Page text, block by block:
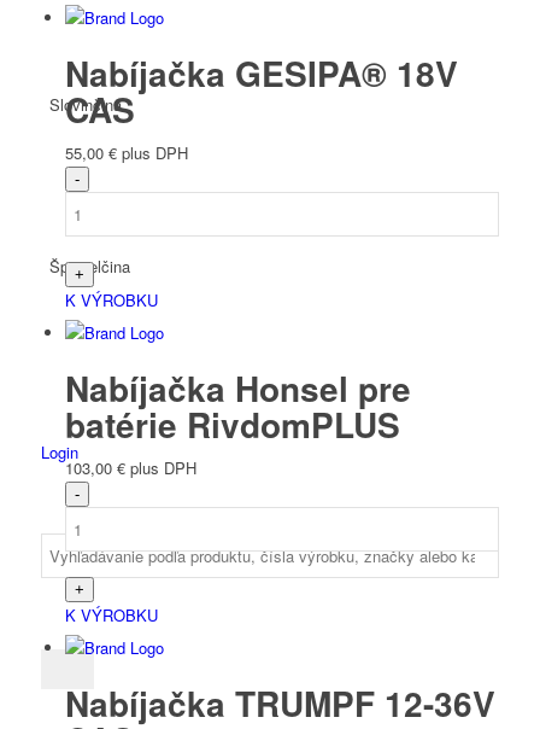
Slovinčina
Španielčina
Login
Nabíjačka GESIPA® 18V
CAS
55,00 € plus DPH
K VÝROBKU
Nabíjačka Honsel pre
batérie RivdomPLUS
103,00 € plus DPH
K VÝROBKU
Nabíjačka TRUMPF 12-36V